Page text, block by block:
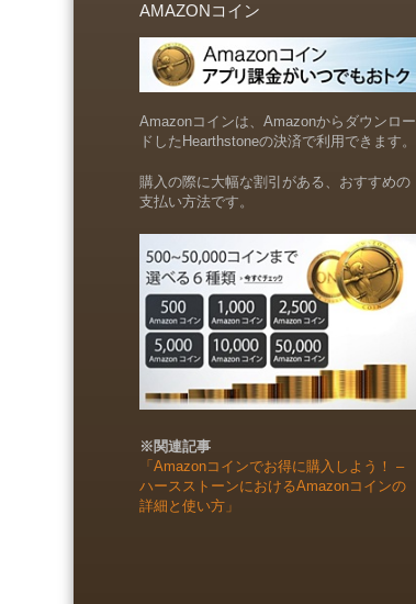
AMAZONコイン
Amazonコインは、Amazonからダウンロー
ドしたHearthstoneの決済で利用できます。
購入の際に大幅な割引がある、おすすめの
支払い方法です。
※関連記事
「Amazonコインでお得に購入しよう！ –
ハースストーンにおけるAmazonコインの
詳細と使い方」